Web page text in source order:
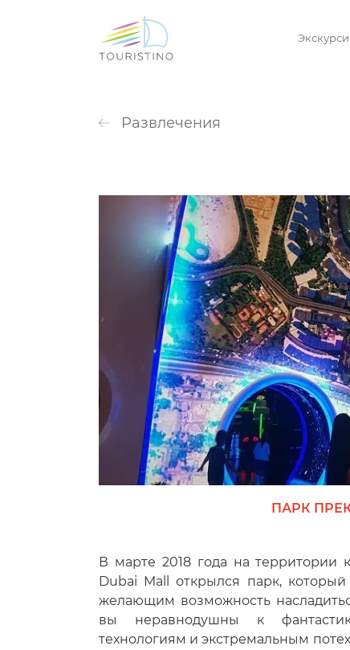
Развлечения
ПАРК
В марте 2018 года на территории
Dubai Mall открылся парк,
желающим возможность
вы неравнодушны к
технологиям и экстремальным